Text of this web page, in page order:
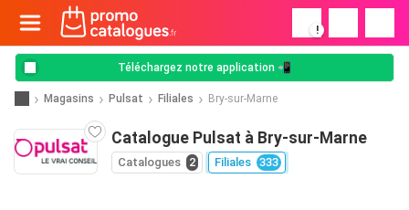
!
Téléchargez notre application 📲
Magasins Pulsat Filiales Bry-sur-Marne
Catalogue Pulsat à Bry-sur-Marne
Catalogues 2 Filiales 333